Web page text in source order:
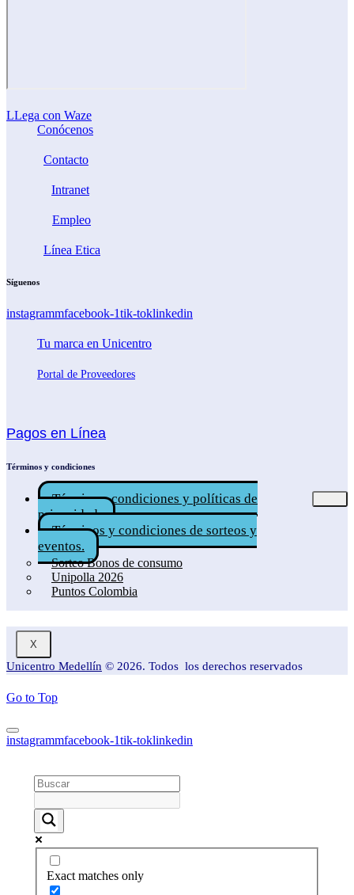
LLega con Waze
Conócenos
Contacto
Intranet
Empleo
Línea Etica
Síguenos
instagrammfacebook-1tik-toklinkedin
Tu marca en Unicentro
Portal de Proveedores
Pagos en Línea
Términos y condiciones
Términos, condiciones y políticas de
privacidad.
Términos y condiciones de sorteos y
eventos.
Sorteo Bonos de consumo
Unipolla 2026
Puntos Colombia
X
Unicentro Medellín © 2026. Todos los derechos reservados
Go to Top
instagrammfacebook-1tik-toklinkedin
Exact matches only